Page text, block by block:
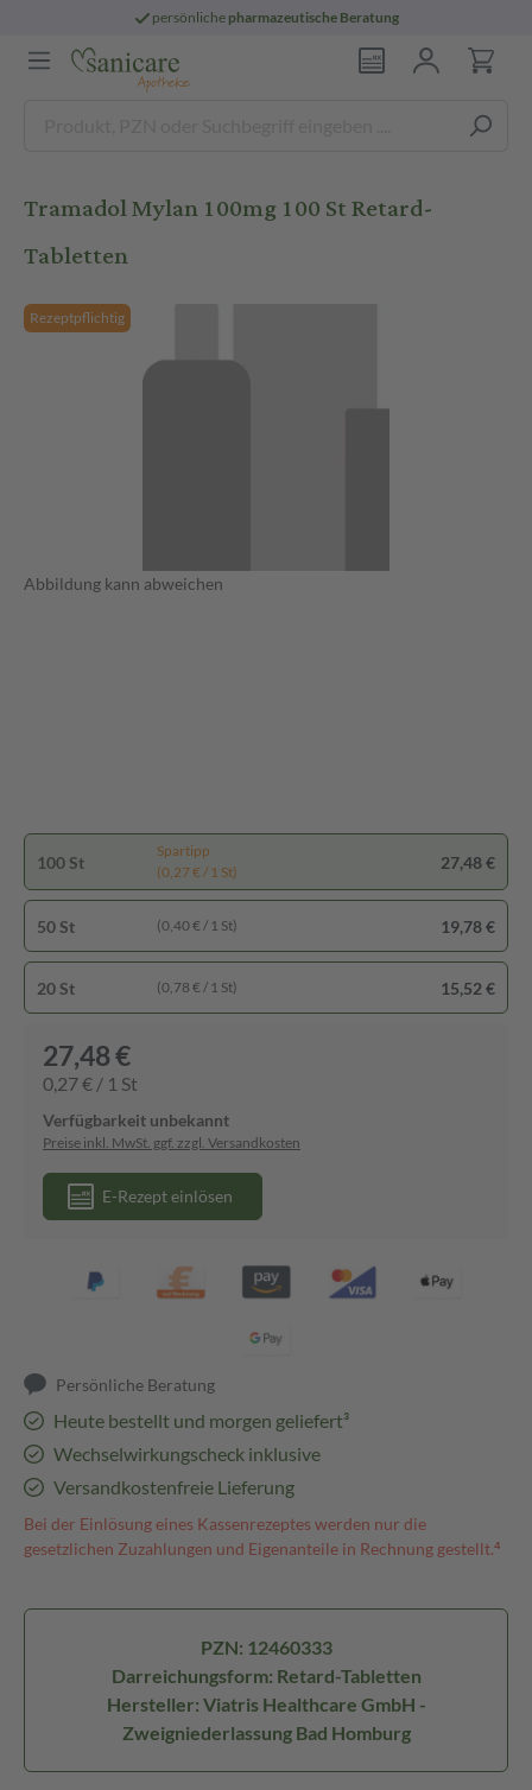
persönliche pharmazeutische Beratung
Tramadol Mylan 100mg 100 St Retard-
Tabletten
Rezeptpflichtig
Abbildung kann abweichen
100 St
Spartipp
(0,27 € / 1 St)
27,48 €
50 St (0,40 € / 1 St) 19,78 €
20 St (0,78 € / 1 St) 15,52 €
27,48 €
0,27 € / 1 St
Verfügbarkeit unbekannt
Preise inkl. MwSt. ggf. zzgl. Versandkosten
E-Rezept einlösen
Persönliche Beratung
Heute bestellt und morgen geliefert³
Wechselwirkungscheck inklusive
Versandkostenfreie Lieferung
Bei der Einlösung eines Kassenrezeptes werden nur die
gesetzlichen Zuzahlungen und Eigenanteile in Rechnung gestellt.⁴
PZN: 12460333
Darreichungsform: Retard-Tabletten
Hersteller: Viatris Healthcare GmbH -
Zweigniederlassung Bad Homburg